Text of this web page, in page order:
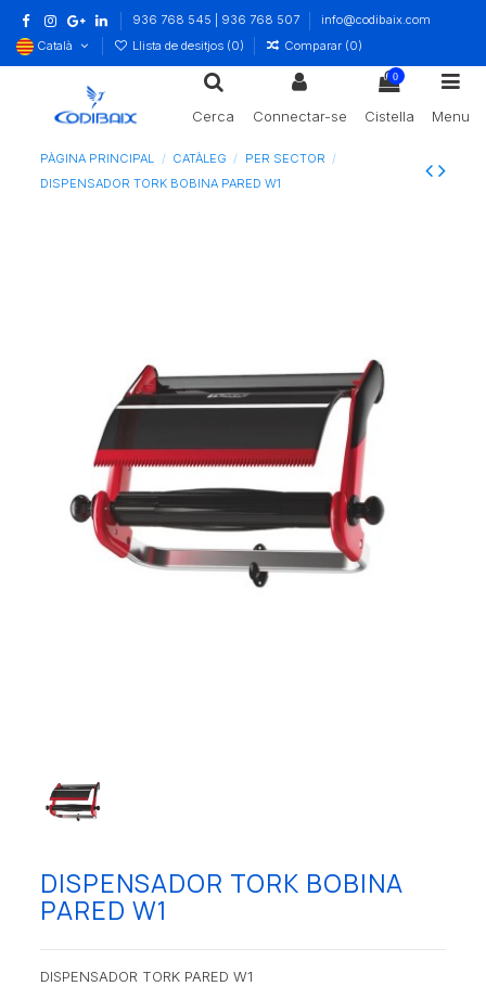
936 768 545 | 936 768 507
info@codibaix.com
Català
Llista de desitjos (0) Comparar (0)
Cerca Connectar-se
0
Cistella Menu
PÀGINA PRINCIPAL CATÀLEG
PER SECTOR
DISPENSADOR TORK BOBINA PARED W1
DISPENSADOR TORK BOBINA
PARED W1
DISPENSADOR TORK PARED W1